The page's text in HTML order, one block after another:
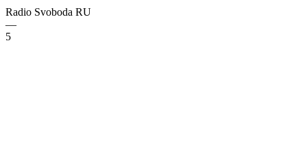
Radio Svoboda RU
—
5